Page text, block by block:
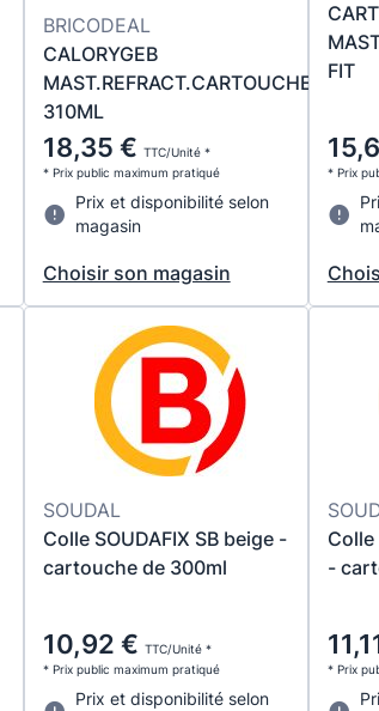
BRICODEAL
CALORYGEB
MAST.REFRACT.CARTOUCHE
310ML
18,35 € TTC/Unité *
* Prix public maximum pratiqué
Prix et disponibilité selon
magasin
Choisir son magasin
FIT
* Prix
SOUDAL
Colle SOUDAFIX SB beige -
cartouche de 300ml
10,92 € TTC/Unité *
* Prix public maximum pratiqué
Prix et disponibilité selon
Colle
-
* Prix